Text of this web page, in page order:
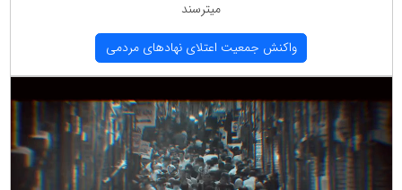
میترسند
واكنش جمعیت اعتلای نهادهای مردمی